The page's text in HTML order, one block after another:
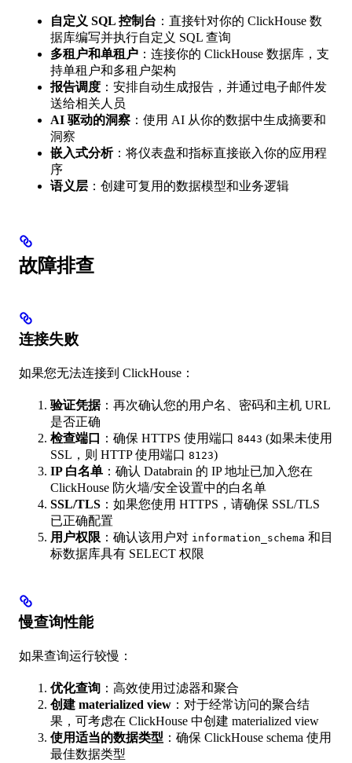
自定义 SQL 控制台 ：直接针对你的 ClickHouse 数
据库编写并执行自定义 SQL 查询
多租户和单租户 ：连接你的 ClickHouse 数据库，支
持单租户和多租户架构
报告调度 ：安排自动生成报告，并通过电子邮件发
送给相关人员
AI 驱动的洞察 ：使用 AI 从你的数据中生成摘要和
洞察
嵌入式分析：将仪表盘和指标直接嵌入你的应用程
序
语义层 ：创建可复用的数据模型和业务逻辑
故障排查
连接失败
如果您无法连接到 ClickHouse：
验证凭据：再次确认您的用户名、密码和主机 URL
是否正确
检查端口
：确保 HTTPS 使用端口 8443 (如果未使用
SSL，则 HTTP 使用端口 8123)
IP 白名单 ：确认 Databrain 的 IP 地址已加入您在
ClickHouse 防火墙/安全设置中的白名单
SSL/TLS ：如果您使用 HTTPS，请确保 SSL/TLS
已正确配置
用户权限 ：确认该用户对 information_schema 和目
标数据库具有 SELECT 权限
慢查询性能
如果查询运行较慢：
优化查询 ：高效使用过滤器和聚合
创建 materialized view ：对于经常访问的聚合结
果，可考虑在 ClickHouse 中创建 materialized view
使用适当的数据类型 ：确保 ClickHouse schema 使用
最佳数据类型